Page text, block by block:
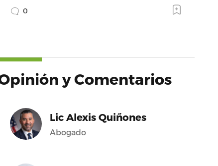
0
y Comentarios
Lic Alexis Quiñones
Abogado